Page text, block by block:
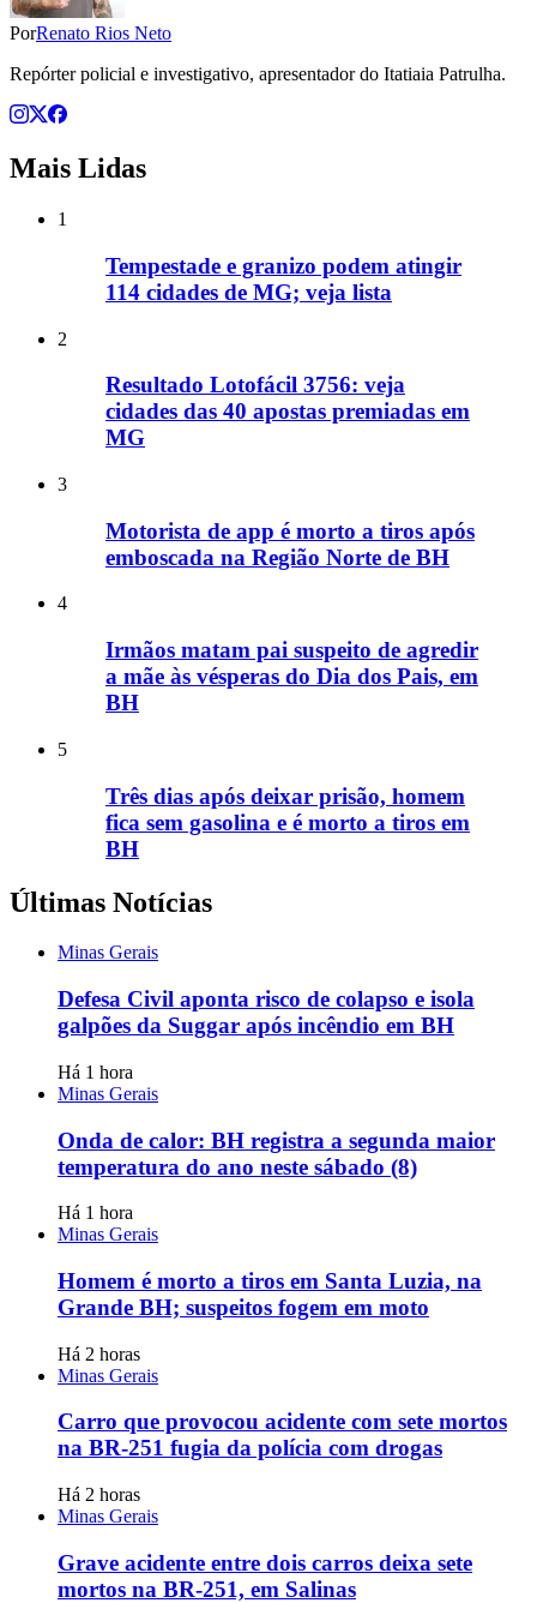
PorRenato Rios Neto
Repórter policial e investigativo, apresentador do Itatiaia Patrulha.
Mais Lidas
1
Tempestade e granizo podem atingir
114 cidades de MG; veja lista
2
Resultado Lotofácil 3756: veja
cidades das 40 apostas premiadas em
MG
3
Motorista de app é morto a tiros após
emboscada na Região Norte de BH
4
Irmãos matam pai suspeito de agredir
a mãe às vésperas do Dia dos Pais, em
BH
5
Três dias após deixar prisão, homem
fica sem gasolina e é morto a tiros em
BH
Últimas Notícias
Minas Gerais
Defesa Civil aponta risco de colapso e isola
galpões da Suggar após incêndio em BH
Há 1 hora
Minas Gerais
Onda de calor: BH registra a segunda maior
temperatura do ano neste sábado (8)
Há 1 hora
Minas Gerais
Homem é morto a tiros em Santa Luzia, na
Grande BH; suspeitos fogem em moto
Há 2 horas
Minas Gerais
Carro que provocou acidente com sete mortos
na BR-251 fugia da polícia com drogas
Há 2 horas
Minas Gerais
Grave acidente entre dois carros deixa sete
mortos na BR-251, em Salinas